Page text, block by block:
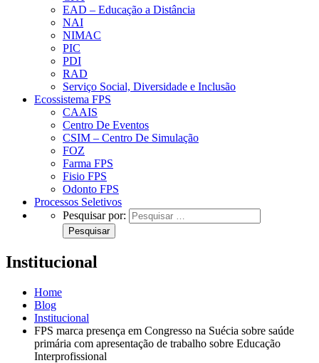
EAD – Educação a Distância
NAI
NIMAC
PIC
PDI
RAD
Serviço Social, Diversidade e Inclusão
Ecossistema FPS
CAAIS
Centro De Eventos
CSIM – Centro De Simulação
FOZ
Farma FPS
Fisio FPS
Odonto FPS
Processos Seletivos
Pesquisar por:
Institucional
Home
Blog
Institucional
FPS marca presença em Congresso na Suécia sobre saúde
primária com apresentação de trabalho sobre Educação
Interprofissional